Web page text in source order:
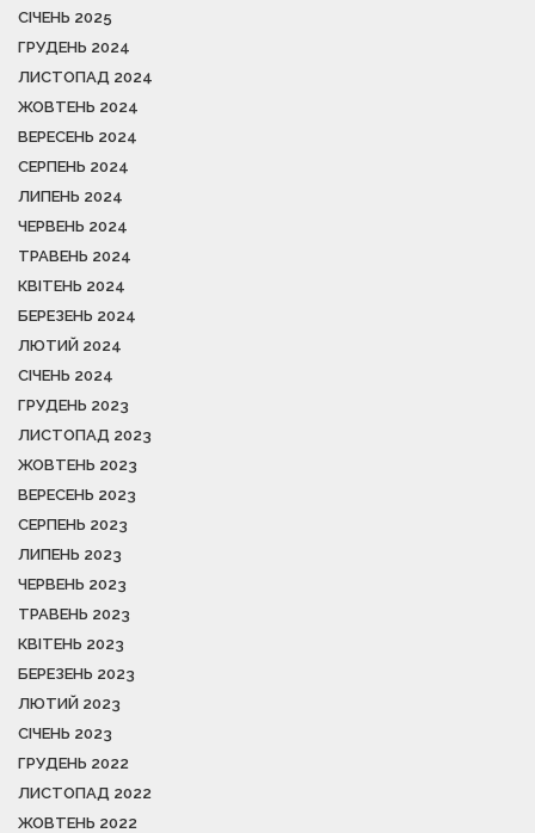
СІЧЕНЬ 2025
ГРУДЕНЬ 2024
ЛИСТОПАД 2024
ЖОВТЕНЬ 2024
ВЕРЕСЕНЬ 2024
СЕРПЕНЬ 2024
ЛИПЕНЬ 2024
ЧЕРВЕНЬ 2024
ТРАВЕНЬ 2024
КВІТЕНЬ 2024
БЕРЕЗЕНЬ 2024
ЛЮТИЙ 2024
СІЧЕНЬ 2024
ГРУДЕНЬ 2023
ЛИСТОПАД 2023
ЖОВТЕНЬ 2023
ВЕРЕСЕНЬ 2023
СЕРПЕНЬ 2023
ЛИПЕНЬ 2023
ЧЕРВЕНЬ 2023
ТРАВЕНЬ 2023
КВІТЕНЬ 2023
БЕРЕЗЕНЬ 2023
ЛЮТИЙ 2023
СІЧЕНЬ 2023
ГРУДЕНЬ 2022
ЛИСТОПАД 2022
ЖОВТЕНЬ 2022